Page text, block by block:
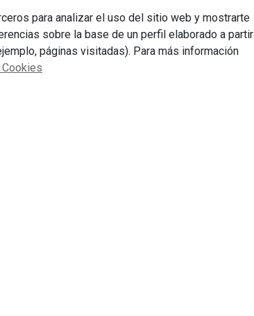
para analizar el uso del sitio web y mostrarte
sobre la base de un perfil elaborado a partir
páginas visitadas). Para más información